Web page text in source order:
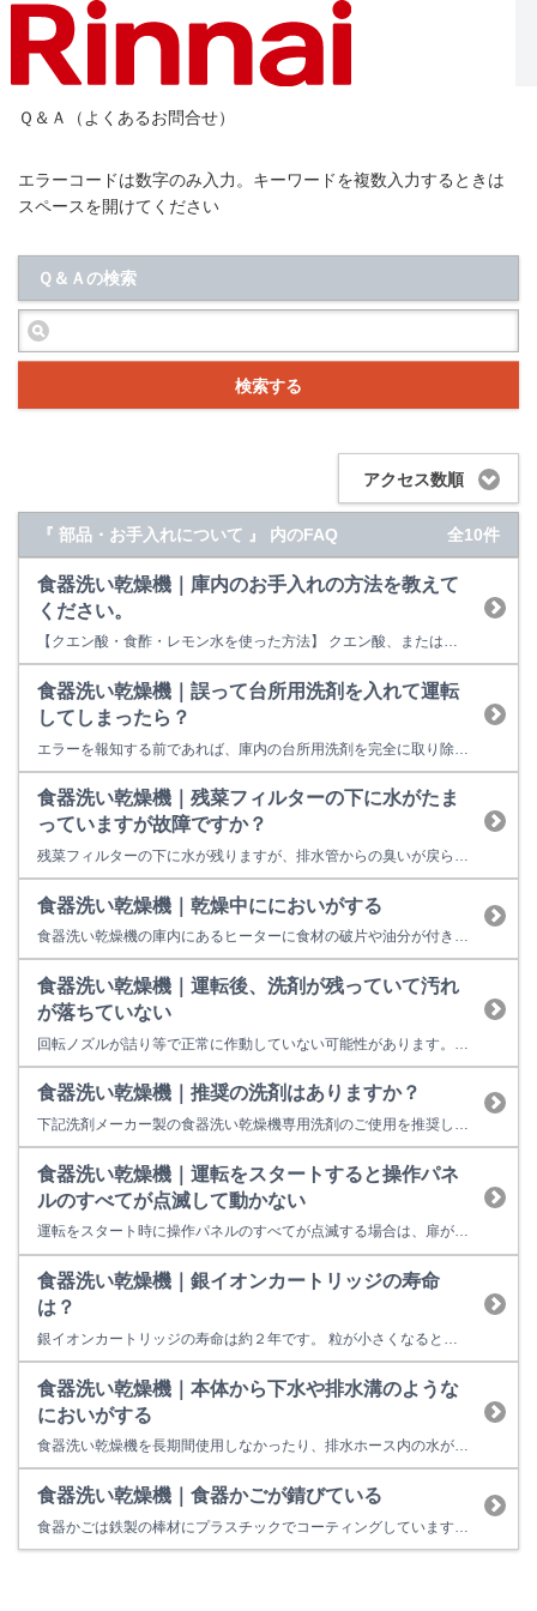
Ｑ＆Ａ（よくあるお問合せ）
エラーコードは数字のみ入力。キーワードを複数入力するときは
スペースを開けてください
Ｑ＆Ａの検索
検索する
アクセス数順
『 部品・お手入れについて 』 内のFAQ 全10件
食器洗い乾燥機｜庫内のお手入れの方法を教えて
ください。
【クエン酸・食酢・レモン水を使った方法】 クエン酸、または食酢かレモン水を水槽内に入れます。 ※ 量の目安は、クエン酸は20g、食酢・レモン水は50ccです。汚れがひどい場合は、約2倍の量を入れてください。 「スタート」を押して、電源を「入」にします。 「コース」を押して、運転コースを標準コースにします。 「スタート」を押します。 （運転ランプが点滅状態のときは必要ありま...
食器洗い乾燥機｜誤って台所用洗剤を入れて運転
してしまったら？
食器洗い乾燥機｜残菜フィルターの下に水がたま
っていますが故障ですか？
残菜フィルターの下に水が残りますが、排水管からの臭いが戻らないよう防止するため、水が残るようになっているため正常です。 又、排水時に食洗機内部のポンプを保護するためにも必要です。 次回ご使用の際には溜まっている水は排水され、新しい水（お湯）で洗浄する仕組みです。 たまっている水が、頻繁に残さいフィルター上面より上に残っている場合は、故障の可能性があります。
食器洗い乾燥機｜乾燥中ににおいがする
食器洗い乾燥機の庫内にあるヒーターに食材の破片や油分が付き、熱されることでにおいが発生する場合があります。運転時に専用洗剤を多めに入れてみてください。
食器洗い乾燥機｜運転後、洗剤が残っていて汚れ
が落ちていない
食器洗い乾燥機｜推奨の洗剤はありますか？
下記洗剤メーカー製の食器洗い乾燥機専用洗剤のご使用を推奨しています。 推奨する洗剤メーカー以外の専用洗剤、特に海外メーカー製の専用洗剤を使用すると泡が異常発生し、洗浄不良、水漏れ等の問題が発生する可能性があります。 推奨メーカー・洗剤シリーズ → こちら
食器洗い乾燥機｜運転をスタートすると操作パネ
ルのすべてが点滅して動かない
運転をスタート時に操作パネルのすべてが点滅する場合は、扉が完全に閉まっていない（または、開閉レバーが「閉」になっていない）場合に表示されます。 扉が完全に閉まっているかを確認して、再操作をしてください。 改善しない場合は、機器の故障の可能性があります。 【考えられる故障箇所】 ドアスイッチ、電装ユニット等 修理料金の目安は以下のとおりです。 18,900円～31,600円（税...
食器洗い乾燥機｜銀イオンカートリッジの寿命
は？
食器洗い乾燥機｜本体から下水や排水溝のような
においがする
食器洗い乾燥機を長期間使用しなかったり、排水ホース内の水が蒸発すると、においがすることがあります。 乾燥以外のコースで運転してください。 においが落ちない場合は、全国のスーパーなどでお買い求めいただける「食器洗い機徹底洗浄中（庫内クリーナー）」をお試しください。
食器洗い乾燥機｜食器かごが錆びている